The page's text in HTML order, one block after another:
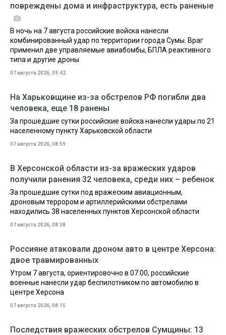
повреждены дома и инфраструктура, есть раненые
В ночь на 7 августа российские войска нанесли
комбинированный удар по территории города Сумы. Враг
применил две управляемые авиабомбы, БПЛА реактивного
типа и другие дроны
07 августа 2026, 09:42
На Харьковщине из-за обстрелов РФ погибли два
человека, еще 18 ранены
За прошедшие сутки российские войска нанесли удары по 21
населенному пункту Харьковской области
07 августа 2026, 08:59
В Херсонской области из-за вражеских ударов
получили ранения 32 человека, среди них – ребенок
За прошедшие сутки под вражеским авиационным,
дроновым террором и артиллерийскими обстрелами
находились 38 населенных пунктов Херсонской области
07 августа 2026, 08:38
Россияне атаковали дроном авто в центре Херсона:
двое травмированных
Утром 7 августа, ориентировочно в 07:00, российские
военные нанесли удар беспилотником по автомобилю в
центре Херсона
07 августа 2026, 08:15
Последствия вражеских обстрелов Сумщины: 13